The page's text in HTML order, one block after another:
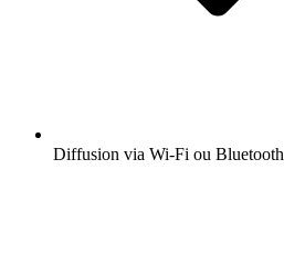
Diffusion via Wi-Fi ou Bluetooth